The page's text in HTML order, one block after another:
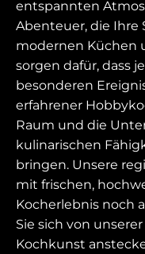
entspannten
Abenteuer, die Ihre
modernen Küchen
sorgen dafür, dass
besonderen
erfahrener
Raum und die
kulinarischen
bringen. Unsere
mit frischen,
Kocherlebnis noch
Sie sich von
Kochkunst